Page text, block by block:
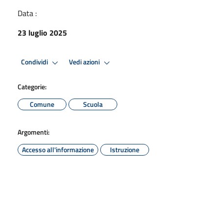
Data :
23 luglio 2025
Condividi Vedi azioni
Categorie:
Comune
Scuola
Argomenti:
Accesso all'informazione
Istruzione